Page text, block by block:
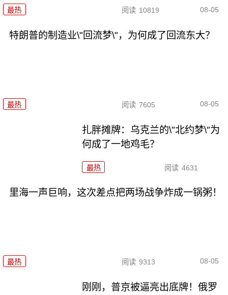
最热 阅读 10819 08-05
特朗普的制造业\"回流梦\"，为何成了回流东大？
最热 阅读 7605 08-05
扎胖摊牌：乌克兰的\"北约梦\"为
何成了一地鸡毛？
最热 阅读 4631
里海一声巨响，这次差点把两场战争炸成一锅粥！
最热 阅读 9313 08-05
刚刚，普京被逼亮出底牌！俄罗